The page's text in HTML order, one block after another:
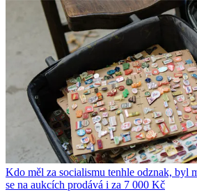
Kdo měl za socialismu tenhle odznak, byl
se na aukcích prodává i za 7 000 Kč